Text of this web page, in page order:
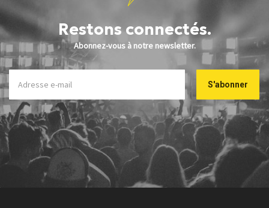
Restons connectés.
Abonnez-vous à notre newsletter.